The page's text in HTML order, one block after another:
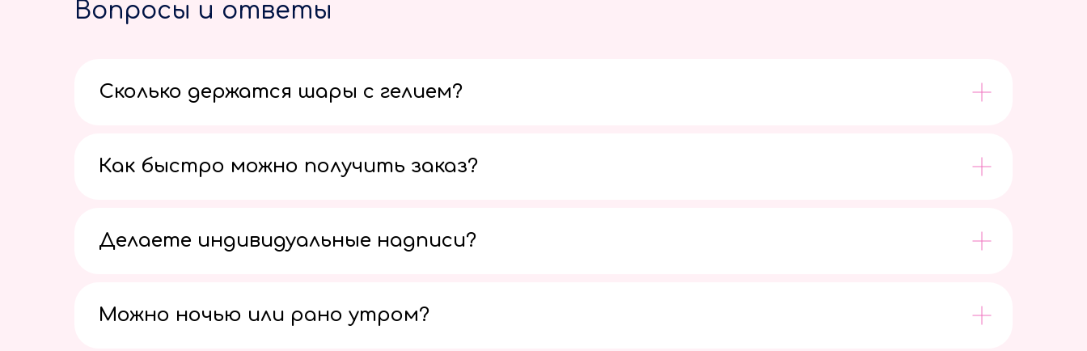
Вопросы и ответы
Сколько держатся шары с гелием?
Как быстро можно получить заказ?
Делаете индивидуальные надписи?
Можно ночью или рано утром?